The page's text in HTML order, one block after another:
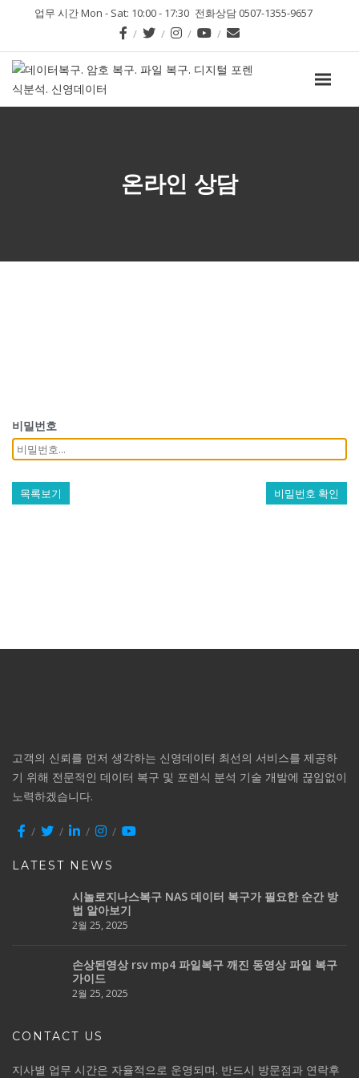
업무 시간 Mon - Sat: 10:00 - 17:30 전화상담 0507-1355-9657
온라인 상담
비밀번호
목록보기 비밀번호 확인
고객의 신뢰를 먼저 생각하는 신영데이터 최선의 서비스를 제공하
기 위해 전문적인 데이터 복구 및 포렌식 분석 기술 개발에 끊임없이
노력하겠습니다.
LATEST NEWS
시놀로지나스복구 NAS 데이터 복구가 필요한 순간 방
법 알아보기
2월 25, 2025
손상된영상 rsv mp4 파일복구 깨진 동영상 파일 복구
가이드
2월 25, 2025
CONTACT US
지사별 업무 시간은 자율적으로 운영되며. 반드시 방문점과 연락후